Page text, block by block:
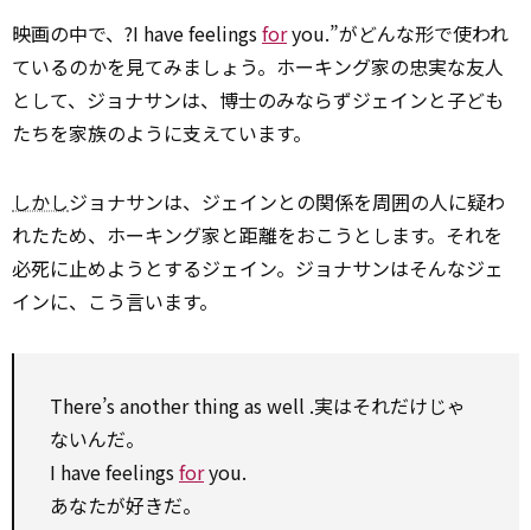
映画の中で、?I have feelingsforyou.”がどんな形で使われ
ているのかを見てみましょう。ホーキング家の忠実な友人
として、ジョナサンは、博士のみならずジェインと子ども
たちを家族のように支えています。
しかしジョナサンは、ジェインとの関係を周囲の人に疑わ
れたため、ホーキング家と距離をおこうとします。それを
必死に止めようとするジェイン。ジョナサンはそんなジェ
インに、こう言います。
There’s anotherthingas well .実はそれだけじゃ
ないんだ。
I have feelings foryou.
あなたが好きだ。